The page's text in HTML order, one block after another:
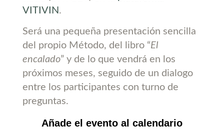
VITIVIN .
Será una pequeña presentación sencilla
del propio Método, del libro “El
encalado” y de lo que vendrá en los
próximos meses, seguido de un dialogo
entre los participantes con turno de
preguntas.
Añade el evento al calendario